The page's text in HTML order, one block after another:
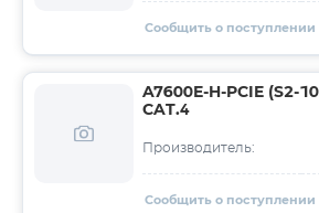
Сообщить о поступлении
A7600E-H-PCIE (S2-
CAT.4
Производитель:
Сообщить о поступлении